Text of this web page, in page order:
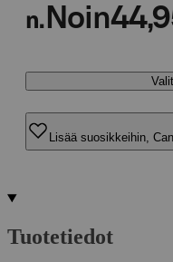
n. Noin
Lisää suosikkeihin,
Tuotetiedot